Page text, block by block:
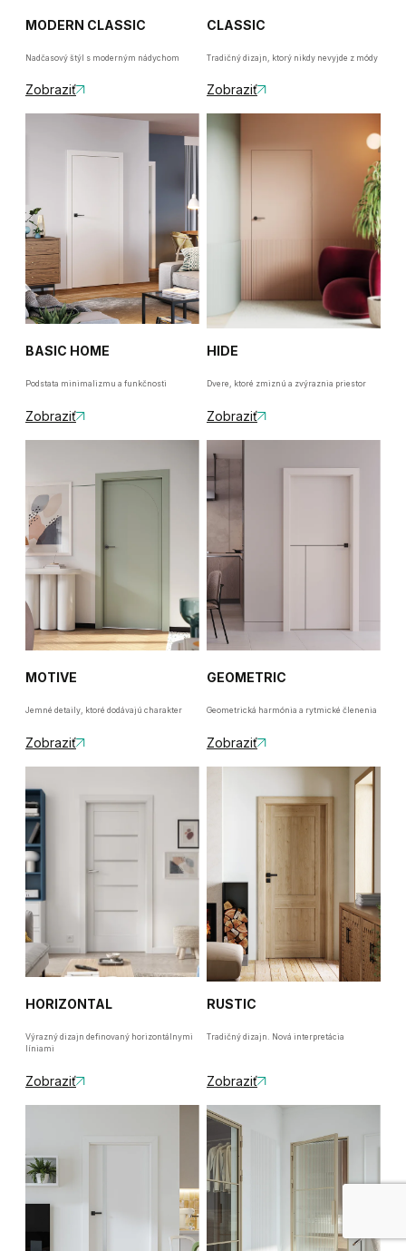
MODERN CLASSIC
Nadčasový štýl s moderným nádychom
Zobraziť
CLASSIC
Tradičný dizajn, ktorý nikdy nevyjde z módy
Zobraziť
BASIC HOME
Podstata minimalizmu a funkčnosti
Zobraziť
HIDE
Dvere, ktoré zmiznú a zvýraznia priestor
Zobraziť
MOTIVE
Jemné detaily, ktoré dodávajú charakter
Zobraziť
GEOMETRIC
Geometrická harmónia a rytmické členenia
Zobraziť
HORIZONTAL
Výrazný dizajn definovaný horizontálnymi
líniami
Zobraziť
RUSTIC
Tradičný dizajn. Nová interpretácia
Zobraziť